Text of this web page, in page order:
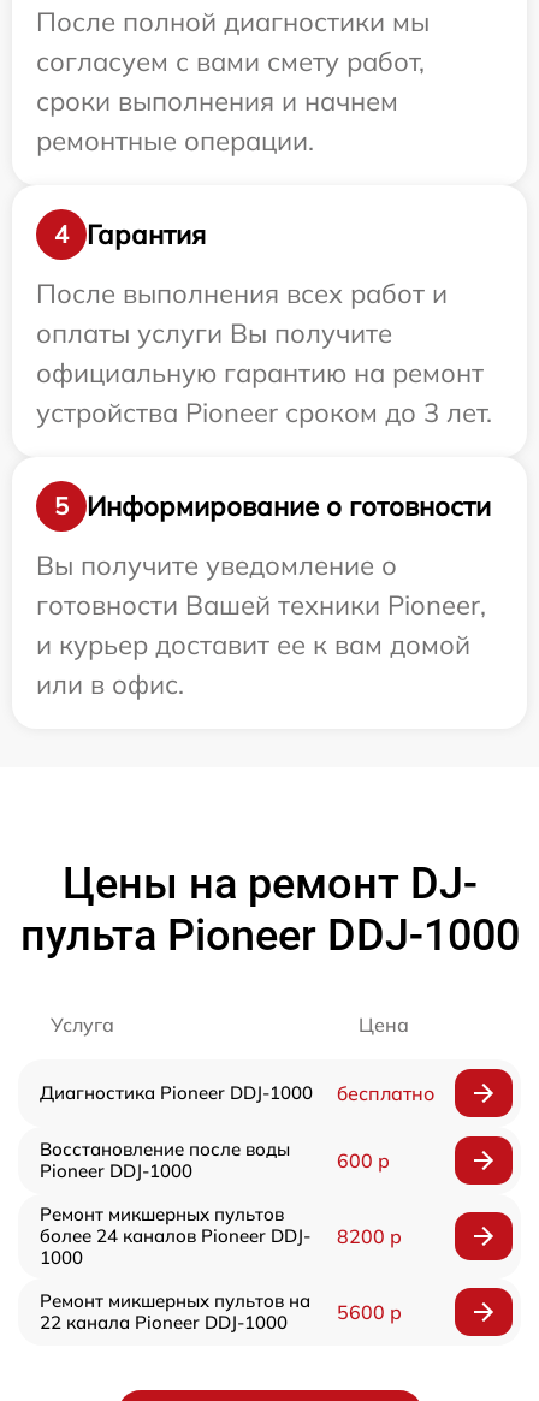
После полной диагностики мы
согласуем с вами смету работ,
сроки выполнения и начнем
ремонтные операции.
4
Гарантия
После выполнения всех работ и
оплаты услуги Вы получите
официальную гарантию на ремонт
устройства Pioneer сроком до 3 лет.
5
Информирование о готовности
Вы получите уведомление о
готовности Вашей техники Pioneer,
и курьер доставит ее к вам домой
или в офис.
Цены на ремонт DJ-
пульта Pioneer DDJ-1000
Услуга Цена
Диагностика Pioneer DDJ-1000 бесплатно
Восстановление после воды
Pioneer DDJ-1000
600 р
Ремонт микшерных пультов
более 24 каналов Pioneer DDJ-
1000
8200 р
Ремонт микшерных пультов на
22 канала Pioneer DDJ-1000
5600 р